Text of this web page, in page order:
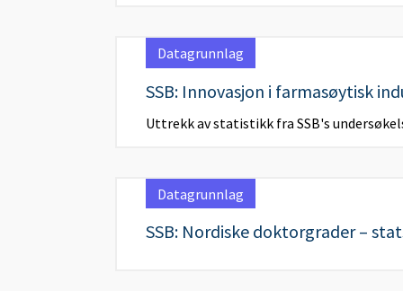
Datagrunnlag
SSB: Innovasjon i farmasøytisk
Uttrekk av statistikk fra SSB's
Datagrunnlag
SSB: Nordiske doktorgrader –